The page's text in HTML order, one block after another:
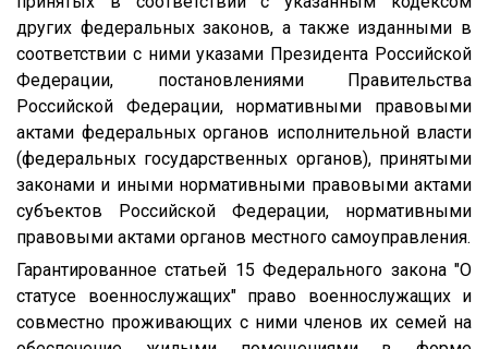
других федеральных законов, а также изданными в
соответствии с ними указами Президента Российской
Федерации, постановлениями Правительства
Российской Федерации, нормативными правовыми
актами федеральных органов исполнительной власти
(федеральных государственных органов), принятыми
законами и иными нормативными правовыми актами
субъектов Российской Федерации, нормативными
правовыми актами органов местного самоуправления.
Гарантированное статьей 15 Федерального закона "О
статусе военнослужащих" право военнослужащих и
совместно проживающих с ними членов их семей на